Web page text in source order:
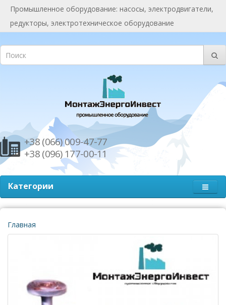
Промышленное оборудование: насосы, электродвигатели,
редукторы, электротехническое оборудование
+38 (066) 009-47-77
+38 (096) 177-00-11
Категории
Главная